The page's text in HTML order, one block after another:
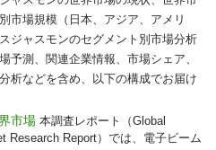
市場規模（日本、アジア、アメリ
ジャスモンのセグメント別市場分析
予測、関連企業情報、市場シェア、
析などを含め、以下の構成でお届け
市場本調査レポート（Global
Research Report）では、電子ビーム